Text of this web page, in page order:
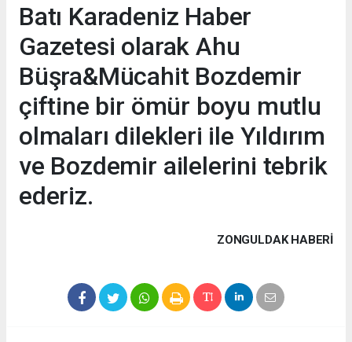
Batı Karadeniz Haber
Gazetesi olarak Ahu
Büşra&Mücahit Bozdemir
çiftine bir ömür boyu mutlu
olmaları dilekleri ile Yıldırım
ve Bozdemir ailelerini tebrik
ederiz.
ZONGULDAK HABERİ